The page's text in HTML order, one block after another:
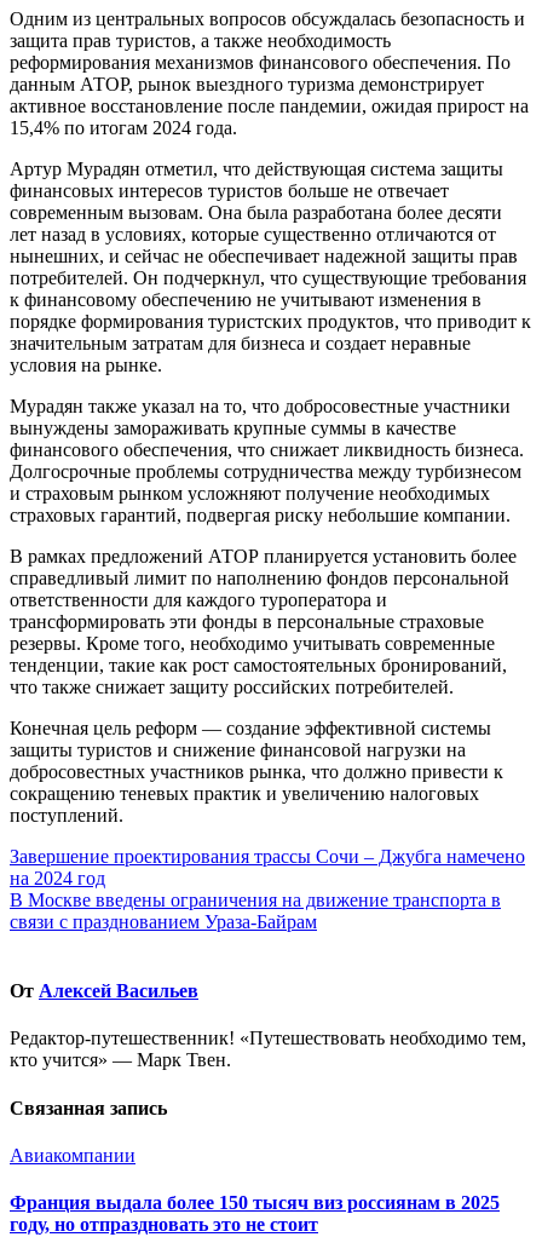
Одним из центральных вопросов обсуждалась безопасность и
защита прав туристов, а также необходимость
реформирования механизмов финансового обеспечения. По
данным АТОР, рынок выездного туризма демонстрирует
активное восстановление после пандемии, ожидая прирост на
15,4% по итогам 2024 года.
Артур Мурадян отметил, что действующая система защиты
финансовых интересов туристов больше не отвечает
современным вызовам. Она была разработана более десяти
лет назад в условиях, которые существенно отличаются от
нынешних, и сейчас не обеспечивает надежной защиты прав
потребителей. Он подчеркнул, что существующие требования
к финансовому обеспечению не учитывают изменения в
порядке формирования туристских продуктов, что приводит к
значительным затратам для бизнеса и создает неравные
условия на рынке.
Мурадян также указал на то, что добросовестные участники
вынуждены замораживать крупные суммы в качестве
финансового обеспечения, что снижает ликвидность бизнеса.
Долгосрочные проблемы сотрудничества между турбизнесом
и страховым рынком усложняют получение необходимых
страховых гарантий, подвергая риску небольшие компании.
В рамках предложений АТОР планируется установить более
справедливый лимит по наполнению фондов персональной
ответственности для каждого туроператора и
трансформировать эти фонды в персональные страховые
резервы. Кроме того, необходимо учитывать современные
тенденции, такие как рост самостоятельных бронирований,
что также снижает защиту российских потребителей.
Конечная цель реформ — создание эффективной системы
защиты туристов и снижение финансовой нагрузки на
добросовестных участников рынка, что должно привести к
сокращению теневых практик и увеличению налоговых
поступлений.
Навигация
по
записям
Завершение проектирования трассы Сочи – Джубга намечено
на 2024 год
В Москве введены ограничения на движение транспорта в
связи с празднованием Ураза-Байрам
От Алексей Васильев
Редактор-путешественник! «Путешествовать необходимо тем,
кто учится» — Марк Твен.
Связанная запись
Авиакомпании
Франция выдала более 150 тысяч виз россиянам в 2025
году, но отпраздновать это не стоит